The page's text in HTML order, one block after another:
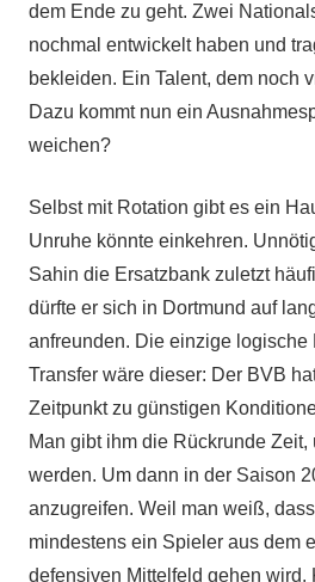
dem Ende zu geht. Zwei
nochmal entwickelt haben und
bekleiden. Ein Talent, dem noch
Dazu kommt nun ein
weichen?
Selbst mit Rotation gibt es ein
Unruhe könnte einkehren.
Sahin die Ersatzbank zuletzt
dürfte er sich in Dortmund auf
anfreunden. Die einzige logische
Transfer wäre dieser: Der BVB
Zeitpunkt zu günstigen
Man gibt ihm die Rückrunde Zeit,
werden. Um dann in der Saison
anzugreifen. Weil man weiß,
mindestens ein Spieler aus dem
defensiven Mittelfeld gehen wird.